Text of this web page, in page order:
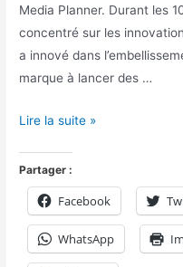
Media Planner. Durant les
concentré sur les
a innové dans
marque à lancer des …
Lire la suite »
Partager :
Facebook
WhatsApp